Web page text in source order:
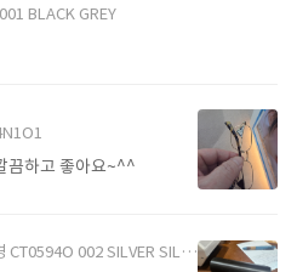
BLACK GREY
끔하고 좋아요~^^
SILVER SILVER TRANSPARENT